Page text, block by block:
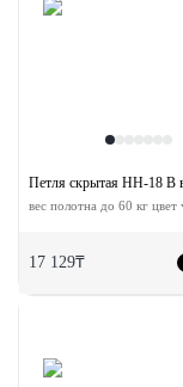
Петля скрытая HH-18 B
вес полотна до 60 кг цвет
17 129₸